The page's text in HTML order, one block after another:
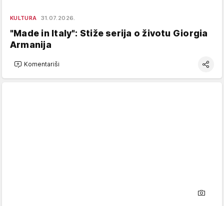
KULTURA 31.07.2026.
"Made in Italy": Stiže serija o životu Giorgia
Armanija
Komentariši